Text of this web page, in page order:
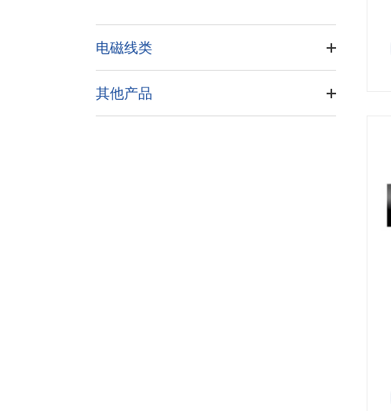
电磁线类
其他产品